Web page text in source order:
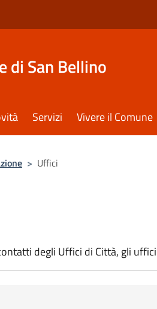
di San Bellino
Servizi Vivere il Comune
> Uffici
degli Uffici di Città, gli